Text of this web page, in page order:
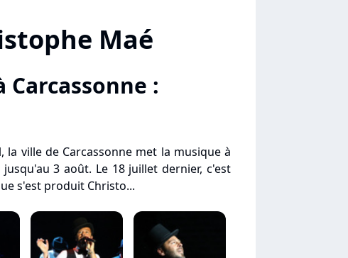
Maé
:
ville de Carcassonne met la musique à
3 août. Le 18 juillet dernier, c'est
s'est produit Christo...